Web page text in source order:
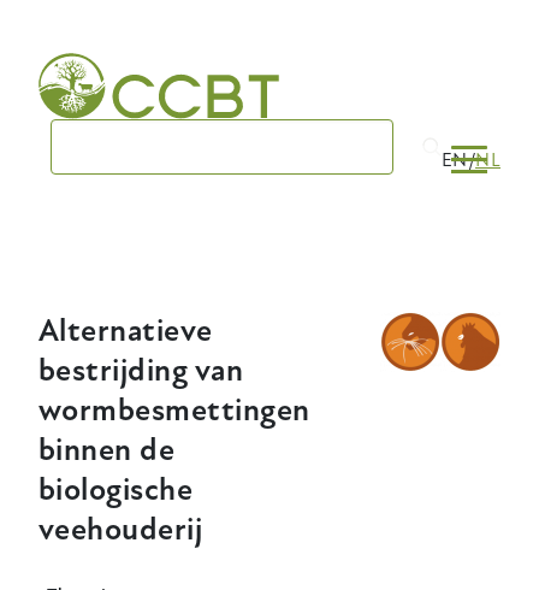
main
navigation
EN NL
Alternatieve
bestrijding van
wormbesmettingen
binnen de
biologische
veehouderij